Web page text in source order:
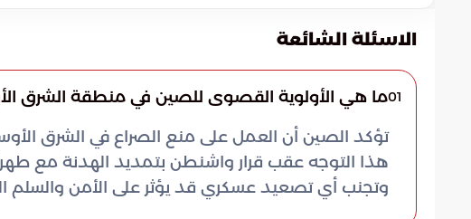
الاسئلة الشائعة
01ما هي الأولوية القصوى للصين في منطقة الشرق
تؤكد الصين أن العمل على منع الصراع في الشرق
هذا التوجه عقب قرار واشنطن بتمديد الهدنة مع
وتجنب أي تصعيد عسكري قد يؤثر على الأمن والسلم